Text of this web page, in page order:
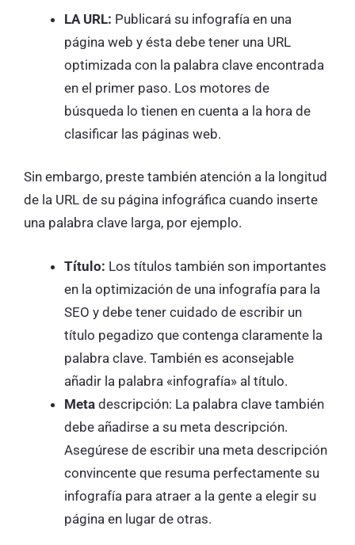
LA URL: Publicará su infografía en una
página web y ésta debe tener una URL
optimizada con la palabra clave encontrada
en el primer paso. Los motores de
búsqueda lo tienen en cuenta a la hora de
clasificar las páginas web.
Sin embargo, preste también atención a la longitud
de la URL de su página infográfica cuando inserte
una palabra clave larga, por ejemplo.
Título: Los títulos también son importantes
en la optimización de una infografía para la
SEO y debe tener cuidado de escribir un
título pegadizo que contenga claramente la
palabra clave. También es aconsejable
añadir la palabra «infografía» al título.
Meta descripción: La palabra clave también
debe añadirse a su meta descripción.
Asegúrese de escribir una meta descripción
convincente que resuma perfectamente su
infografía para atraer a la gente a elegir su
página en lugar de otras.